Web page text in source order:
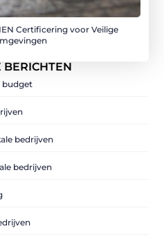
Certificering voor Veilige
BERICHTEN
budget
bedrijven
bedrijven